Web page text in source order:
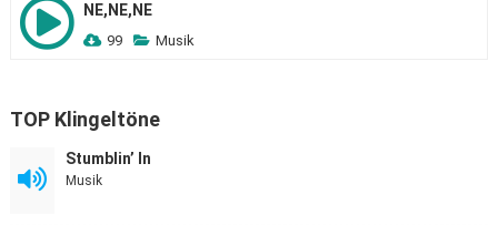
NE,NE,NE
99 Musik
TOP Klingeltöne
Stumblin’ In
Musik